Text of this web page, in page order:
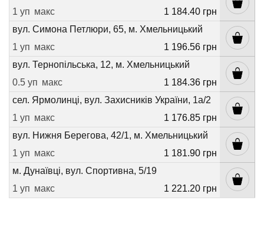
1 уп макс
1 184.40 грн
вул. Симона Петлюри, 65, м. Хмельницький
1 уп макс
1 196.56 грн
вул. Тернопільська, 12, м. Хмельницький
0.5 уп макс
1 184.36 грн
сел. Ярмолинці, вул. Захисників України, 1а/2
1 уп макс
1 176.85 грн
вул. Нижня Берегова, 42/1, м. Хмельницький
1 уп макс
1 181.90 грн
м. Дунаївці, вул. Спортивна, 5/19
1 уп макс 1 221.20 грн